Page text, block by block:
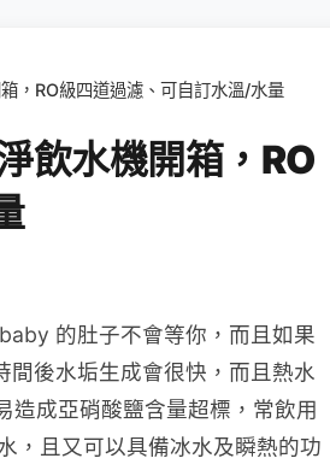
，RO級四道過濾、可自訂水溫/水量
飲水機開箱，RO
的肚子不會等你，而且如果
間後水垢生成會很快，而且熱水
造成亞硝酸鹽含量超標，常飲用
，且又可以具備冰水及瞬熱的功